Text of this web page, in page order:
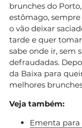
brunches do
estômago,
o vão deixar
tarde e quer
sabe onde ir, sem
defraudadas.
da Baixa para
melhores
Veja também:
Ementa